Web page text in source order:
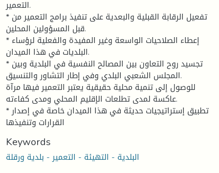
التعمير.
* تفعيل الرقابة القبلية والبعدية على تنفيذ برامج التعمير من
قبل المسؤولين المحلين.
* إعطاء الصلاحيات الواسعة وغير المفيدة والفعلية لرؤساء
البلديات في هذا الميدان.
* تجسيد روح التعاون بين المصالح النفسية في البلدية وبين
المجلس الشعبي البلدي وفي إطار التشاور والتنسيق.
للوصول إلى تنمية محلية حقيقية يعتبر التعمير فيها مرآة
عاكسة لمدى تطلعات الإقليم المحلي ومدى كفاءته.
* تطبيق إستراتيجيات حديثة في هذا الميدان خاصة في إصدار
القرارات وتنفيذها
Keywords
البلدية - التهيئة - التعمير - بلدية ورقلة